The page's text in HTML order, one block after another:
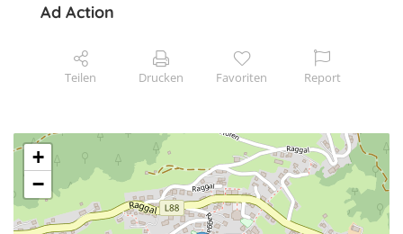
Ad Action
Teilen Drucken Favoriten Report
+
−